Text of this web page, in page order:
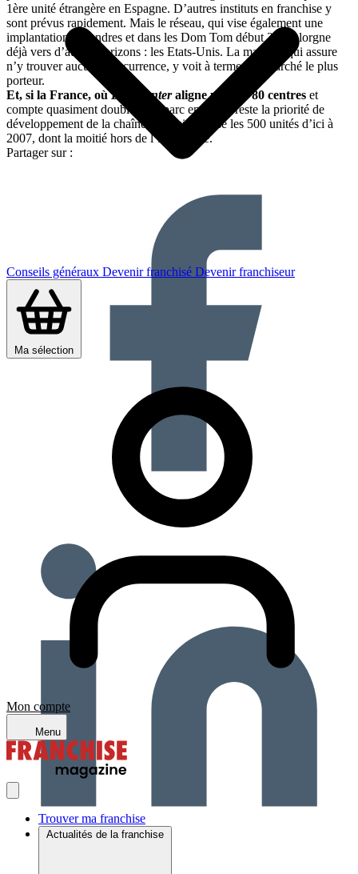
Conseils généraux Devenir franchisé Devenir franchiseur
Ma sélection
Mon compte
Menu
Trouver ma franchise
Actualités de la franchise
1ère unité étrangère en Espagne. D’autres instituts en franchise y
sont prévus rapidement. Mais le réseau, qui vise également une
implantation à Londres et dans les Dom Tom début 2005, lorgne
déjà vers d’autres horizons : les Etats-Unis. La marque, qui assure
n’y trouver aucune concurrence, y voit à terme son marché le plus
porteur.
Et, si la France, oùEpil’Centeraligne plus de 80 centres et
compte quasiment doubler son parc en 2005, reste la priorité de
développement de la chaîne, l’enseigne vise les 500 unités d’ici à
2007, dont la moitié hors de l’Hexagone.
Partager sur :